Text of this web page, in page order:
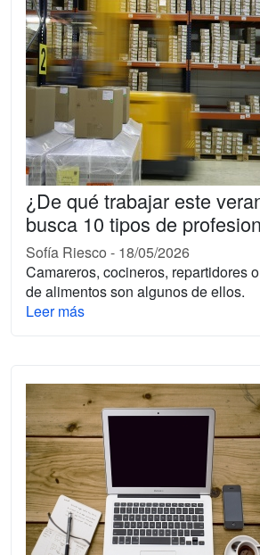
¿De qué trabajar este
busca 10 tipos de
Sofía Riesco - 18/05/2026
Camareros, cocineros, repartidores
de alimentos son algunos de ellos.
Leer más